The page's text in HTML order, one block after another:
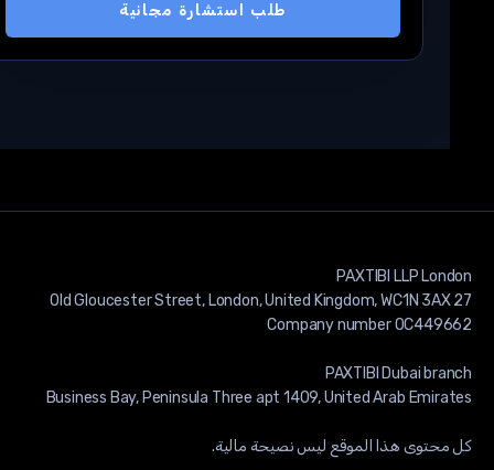
طلب استشارة مجانية
PAXTIBI LLP London
27 Old Gloucester Street, London, United Kingdom, WC1N 3AX
Company number OC449662
PAXTIBI Dubai branch
Business Bay, Peninsula Three apt 1409, United Arab Emirates
هذا الموقع ليس نصيحة مالية.